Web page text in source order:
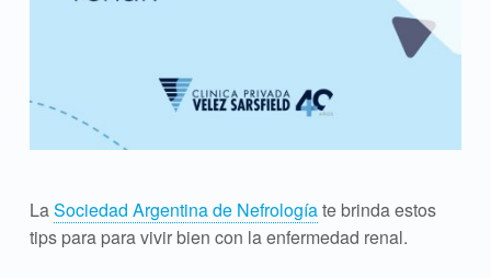
LaSociedad Argentina de Nefrologíate brinda estos
tips para para vivir bien con la enfermedad renal.